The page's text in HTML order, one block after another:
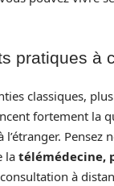
pratiques à
classiques,
fortement la
l’étranger. Pensez
la télémédecine,
à